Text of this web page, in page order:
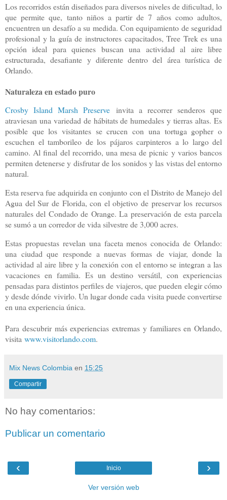
Los recorridos están diseñados para diversos niveles de dificultad, lo
que permite que, tanto niños a partir de 7 años como adultos,
encuentren un desafío a su medida. Con equipamiento de seguridad
profesional y la guía de instructores capacitados, Tree Trek es una
opción ideal para quienes buscan una actividad al aire libre
estructurada, desafiante y diferente dentro del área turística de
Orlando.
Naturaleza en estado puro
Crosby Island Marsh Preserve invita a recorrer senderos que
atraviesan una variedad de hábitats de humedales y tierras altas. Es
posible que los visitantes se crucen con una tortuga gopher o
escuchen el tamborileo de los pájaros carpinteros a lo largo del
camino. Al final del recorrido, una mesa de picnic y varios bancos
permiten detenerse y disfrutar de los sonidos y las vistas del entorno
natural.
Esta reserva fue adquirida en conjunto con el Distrito de Manejo del
Agua del Sur de Florida, con el objetivo de preservar los recursos
naturales del Condado de Orange. La preservación de esta parcela
se sumó a un corredor de vida silvestre de 3,000 acres.
Estas propuestas revelan una faceta menos conocida de Orlando:
una ciudad que responde a nuevas formas de viajar, donde la
actividad al aire libre y la conexión con el entorno se integran a las
vacaciones en familia. Es un destino versátil, con experiencias
pensadas para distintos perfiles de viajeros, que pueden elegir cómo
y desde dónde vivirlo. Un lugar donde cada visita puede convertirse
en una experiencia única.
Para descubrir más experiencias extremas y familiares en Orlando,
visita www.visitorlando.com.
Mix News Colombia en 15:25
Compartir
No hay comentarios:
Publicar un comentario
‹ ›
Inicio
Ver versión web